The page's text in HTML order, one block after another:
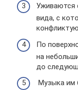
Уживаются
вида, с
По
на
до
Музыка им